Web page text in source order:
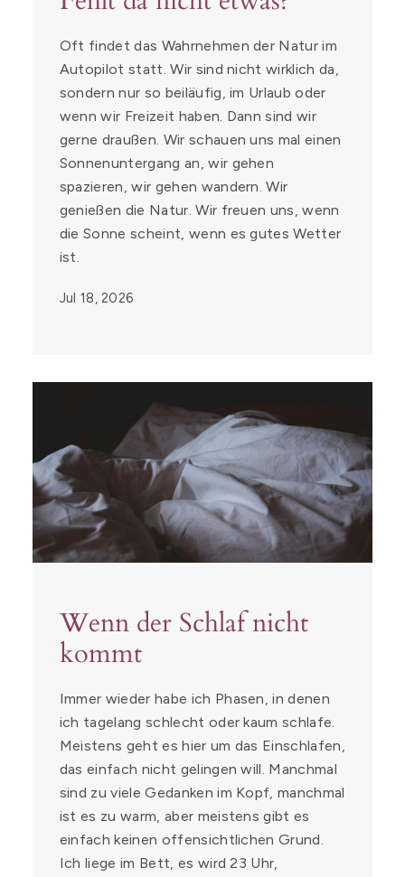
Oft findet das Wahrnehmen der Natur im
Autopilot statt. Wir sind nicht wirklich da,
sondern nur so beiläufig, im Urlaub oder
wenn wir Freizeit haben. Dann sind wir
gerne draußen. Wir schauen uns mal einen
Sonnenuntergang an, wir gehen
spazieren, wir gehen wandern. Wir
genießen die Natur. Wir freuen uns, wenn
die Sonne scheint, wenn es gutes Wetter
ist.
Jul 18, 2026
Wenn der Schlaf nicht
kommt
Immer wieder habe ich Phasen, in denen
ich tagelang schlecht oder kaum schlafe.
Meistens geht es hier um das Einschlafen,
das einfach nicht gelingen will. Manchmal
sind zu viele Gedanken im Kopf, manchmal
ist es zu warm, aber meistens gibt es
einfach keinen offensichtlichen Grund.
Ich liege im Bett, es wird 23 Uhr,